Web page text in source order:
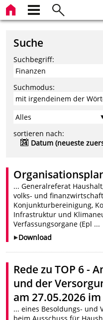
Suche
Suchbegriff:
Suchmodus:
sortieren nach:
Datum (neueste
... Generalreferat
volks- und
Konjunkturbereinigung,
Infrastruktur und
Verfassungsorgane (Epl ...
Download
Rede zu TOP 6 -
und der
am 27.05.2026
... eines Besoldungs- und